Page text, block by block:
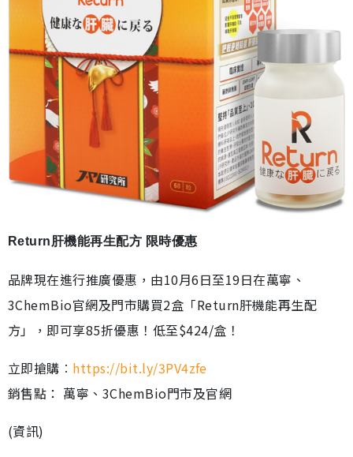
Return肝機能再生配方 限時優惠
品牌現在進行推廣優惠，由10月6日至19日在萬寧、
3ChemBio官網及門市購買2盒「Return肝機能再生配
方」，即可享85折優惠！低至$424/盒！
立即搶購︰ https://bit.ly/3PV4zfe
銷售點： 萬寧、3ChemBio門市及官網
(資訊)